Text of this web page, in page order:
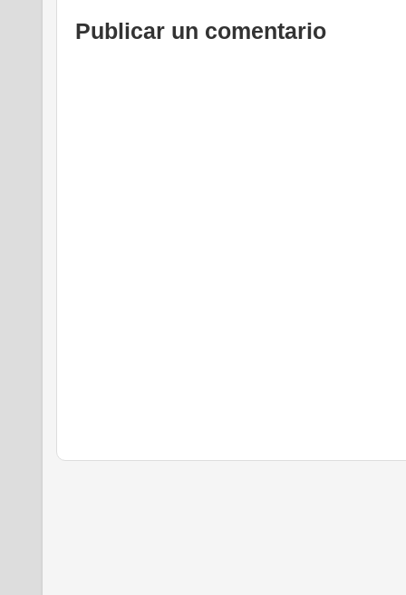
Publicar un comentario